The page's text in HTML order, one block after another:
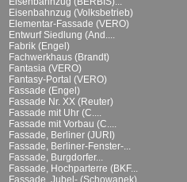
Eisenbahnzug (Volksbetrieb)
Elementar-Fassade (VERO)
Entwurf Siedlung (And....
Fabrik (Engel)
Fachwerkhaus (Brandt)
Fantasia (VERO)
Fantasy-Portal (VERO)
Fassade (Engel)
Fassade Nr. XX (Reuter)
Fassade mit Uhr (C....
Fassade mit Vorbau (C....
Fassade, Berliner (JURI)
Fassade, Berliner-Fenster-...
Fassade, Burgdorfer...
Fassade, Hochparterre (BKF...
Fassade, Jubel- (Schowanek)